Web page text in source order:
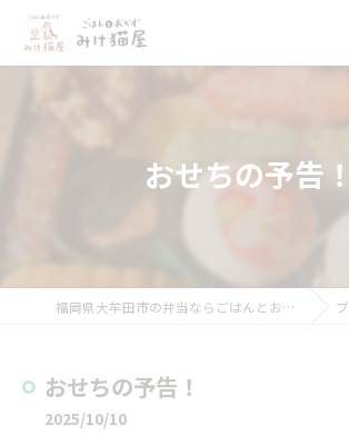
おせちの予告！
福岡県大牟田市の弁当ならごはんとおかず みけ猫屋 ブログ
おせちの予告！
2025/10/10